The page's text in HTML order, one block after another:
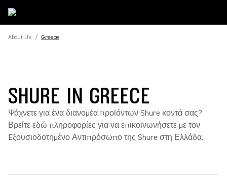
About Us / Greece
SHURE IN GREECE
Ψάχνετε για ένα διανομέα προϊόντων Shure κοντά σας?
Βρείτε εδώ πληροφορίες για να επικοινωνήσετε με τον
Eξουσιοδοτημένο Αντιπρόσωπο της Shure στη Ελλάδα.